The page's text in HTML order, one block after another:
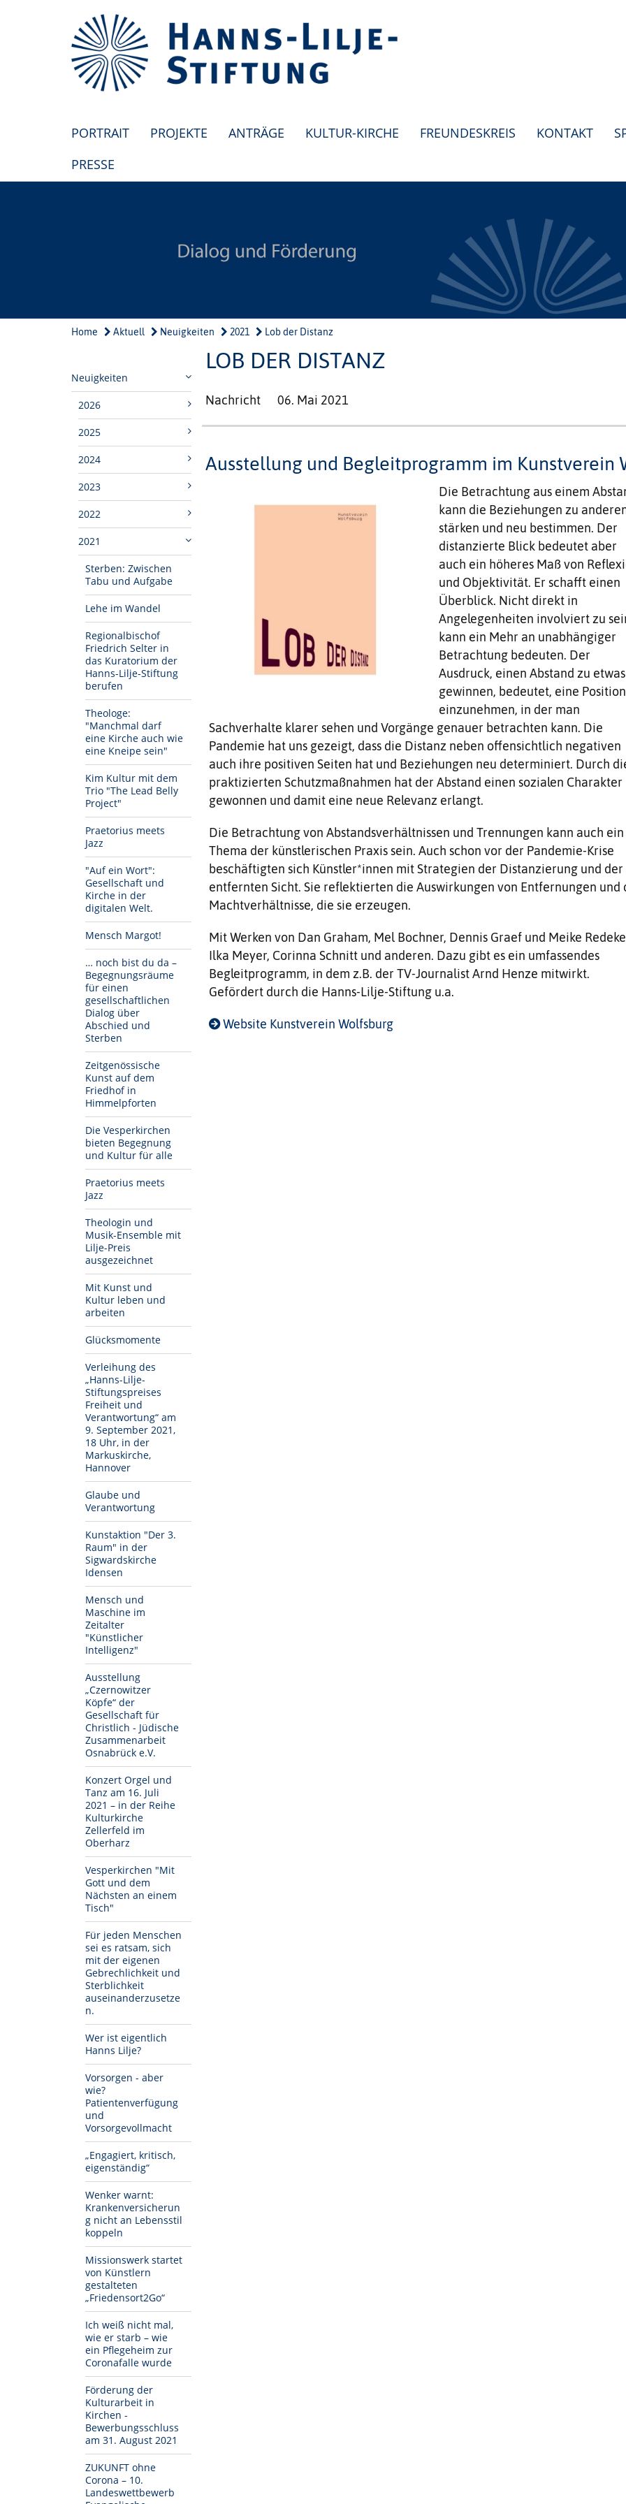
PORTRAIT PROJEKTE ANTRÄGE KULTUR-KIRCHE FREUNDESKREIS KONTAKT
PRESSE
Home Aktuell Neuigkeiten 2021 Lob der Distanz
Neuigkeiten
2026
2025
2024
2023
2022
2021
Sterben: Zwischen
Tabu und Aufgabe
Lehe im Wandel
Regionalbischof
Friedrich Selter in
das Kuratorium der
Hanns-Lilje-Stiftung
berufen
Theologe:
"Manchmal darf
eine Kirche auch wie
eine Kneipe sein"
Kim Kultur mit dem
Trio "The Lead Belly
Project"
Praetorius meets
Jazz
"Auf ein Wort":
Gesellschaft und
Kirche in der
digitalen Welt.
Mensch Margot!
… noch bist du da –
Begegnungsräume
für einen
gesellschaftlichen
Dialog über
Abschied und
Sterben
Zeitgenössische
Kunst auf dem
Friedhof in
Himmelpforten
Die Vesperkirchen
bieten Begegnung
und Kultur für alle
Praetorius meets
Jazz
Theologin und
Musik-Ensemble mit
Lilje-Preis
ausgezeichnet
Mit Kunst und
Kultur leben und
arbeiten
Glücksmomente
Verleihung des
„Hanns-Lilje-
Stiftungspreises
Freiheit und
Verantwortung“ am
9. September 2021,
18 Uhr, in der
Markuskirche,
Hannover
Glaube und
Verantwortung
Kunstaktion "Der 3.
Raum" in der
Sigwardskirche
Idensen
Mensch und
Maschine im
Zeitalter
"Künstlicher
Intelligenz"
Ausstellung
„Czernowitzer
Köpfe“ der
Gesellschaft für
Christlich - Jüdische
Zusammenarbeit
Osnabrück e.V.
Konzert Orgel und
Tanz am 16. Juli
2021 – in der Reihe
Kulturkirche
Zellerfeld im
Oberharz
Vesperkirchen "Mit
Gott und dem
Nächsten an einem
Tisch"
Für jeden Menschen
sei es ratsam, sich
mit der eigenen
Gebrechlichkeit und
Sterblichkeit
auseinanderzusetze
n.
Wer ist eigentlich
Hanns Lilje?
Vorsorgen - aber
wie?
Patientenverfügung
und
Vorsorgevollmacht
„Engagiert, kritisch,
eigenständig“
Wenker warnt:
Krankenversicherun
g nicht an Lebensstil
koppeln
Missionswerk startet
von Künstlern
gestalteten
„Friedensort2Go“
Ich weiß nicht mal,
wie er starb – wie
ein Pflegeheim zur
Coronafalle wurde
Förderung der
Kulturarbeit in
Kirchen -
Bewerbungsschluss
am 31. August 2021
ZUKUNFT ohne
Corona – 10.
Landeswettbewerb
LOB DER DISTANZ
Nachricht 06. Mai 2021
Ausstellung und Begleitprogramm im Kunstverein
Die Betrachtung aus einem
kann die Beziehungen zu
stärken und neu bestimmen. Der
distanzierte Blick bedeutet aber
auch ein höheres Maß von
und Objektivität. Er schafft einen
Überblick. Nicht direkt in
Angelegenheiten involviert zu
kann ein Mehr an unabhängiger
Betrachtung bedeuten. Der
Ausdruck, einen Abstand zu etwas
gewinnen, bedeutet, eine Position
einzunehmen, in der man
Sachverhalte klarer sehen und Vorgänge genauer betrachten kann. Die
Pandemie hat uns gezeigt, dass die Distanz neben offensichtlich negativen
auch ihre positiven Seiten hat und Beziehungen neu determiniert. Durch
praktizierten Schutzmaßnahmen hat der Abstand einen sozialen Charakter
gewonnen und damit eine neue Relevanz erlangt.
Die Betrachtung von Abstandsverhältnissen und Trennungen kann auch ein
Thema der künstlerischen Praxis sein. Auch schon vor der Pandemie-Krise
beschäftigten sich Künstler*innen mit Strategien der Distanzierung und der
entfernten Sicht. Sie reflektierten die Auswirkungen von Entfernungen und
Machtverhältnisse, die sie erzeugen.
Mit Werken von Dan Graham, Mel Bochner, Dennis Graef und Meike
Ilka Meyer, Corinna Schnitt und anderen. Dazu gibt es ein umfassendes
Begleitprogramm, in dem z.B. der TV-Journalist Arnd Henze mitwirkt.
Gefördert durch die Hanns-Lilje-Stiftung u.a.
Website Kunstverein Wolfsburg